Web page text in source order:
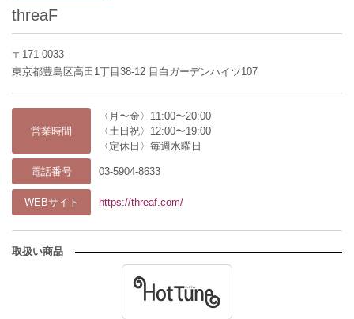
threaF
〒171-0033
東京都豊島区高田1丁目38-12 目白ガーデンハイツ107
営業時間
〈月〜金〉11:00〜20:00
〈土日祝〉12:00〜19:00
〈定休日〉毎週水曜日
電話番号 03-5904-8633
WEBサイト https://threaf.com/
取扱い商品